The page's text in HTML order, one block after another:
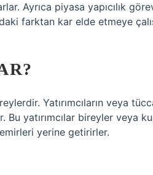
Ayrıca piyasa yapıcılık
farktan kar elde etmeye
Yatırımcıların veya
Bu yatırımcılar bireyler veya
yerine getirirler.